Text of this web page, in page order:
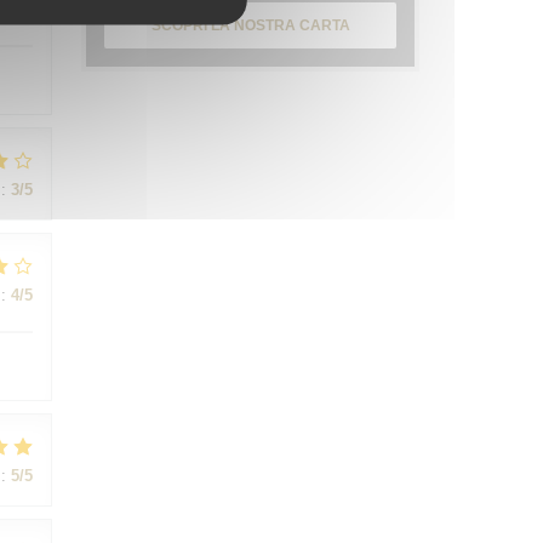
: 3/5
: 4/5
: 5/5
SCOPRI LA NOSTRA CARTA